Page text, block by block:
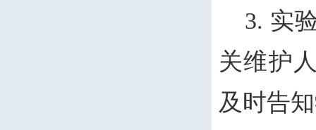
3. 实
关维护
及时告